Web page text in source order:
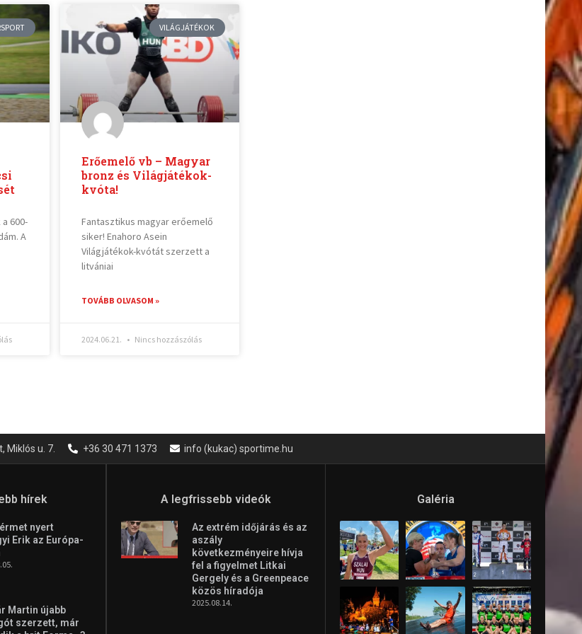
600-
A
VILÁGJÁTÉKOK
Erőemelő vb – Magyar
bronz és Világjátékok-
kvóta!
Fantasztikus magyar erőemelő
siker! Enahoro Asein
Világjátékok-kvótát szerzett a
litvániai
TOVÁBB OLVASOM »
2024.06.21. Nincs hozzászólás
Miklós u. 7. +36 30 471 1373 info (kukac) sportime.hu
hírek
nyert
Erik az Európa-
Martin újabb
szerzett, már
A legfrissebb videók
Az extrém időjárás és az
aszály
következményeire hívja
fel a figyelmet Litkai
Gergely és a Greenpeace
közös híradója
2025.08.14.
Galéria